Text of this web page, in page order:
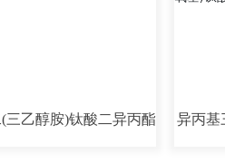
(三乙醇胺)钛酸二异丙酯 异丙基